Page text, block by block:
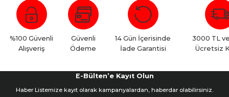
%100 Güvenli
Alışveriş
Güvenli
Ödeme
14 Gün İçerisinde
İade Garantisi
3000 TL
Ücretsiz
E-Bülten’e Kayıt Olun
Haber Listemize kayıt olarak kampanyalardan, haberdar olabilirsiniz.